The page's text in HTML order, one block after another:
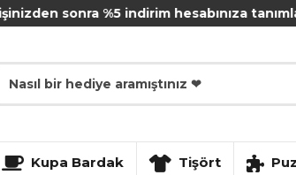
sonra %5 indirim hesabınıza
Kupa Bardak Tişört